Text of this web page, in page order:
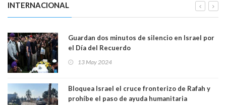
INTERNACIONAL
Guardan dos minutos de silencio en Israel por
el Día del Recuerdo
13 May 2024
Bloquea Israel el cruce fronterizo de Rafah y
prohíbe el paso de ayuda humanitaria